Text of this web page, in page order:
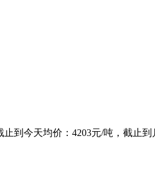
到今天均价：4203元/吨，截止